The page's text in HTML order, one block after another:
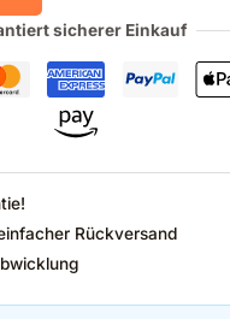
sicherer Einkauf
Rückversand